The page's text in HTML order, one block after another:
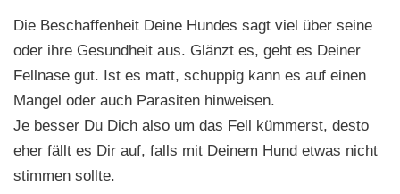
Die Beschaffenheit Deine Hundes sagt viel über seine
oder ihre Gesundheit aus. Glänzt es, geht es Deiner
Fellnase gut. Ist es matt, schuppig kann es auf einen
Mangel oder auch Parasiten hinweisen.
Je besser Du Dich also um das Fell kümmerst, desto
eher fällt es Dir auf, falls mit Deinem Hund etwas nicht
stimmen sollte.